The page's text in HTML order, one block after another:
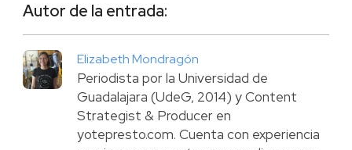
Autor de la entrada:
Elizabeth Mondragón
Periodista por la Universidad de
Guadalajara (UdeG, 2014) y Content
Strategist & Producer en
yotepresto.com. Cuenta con experiencia